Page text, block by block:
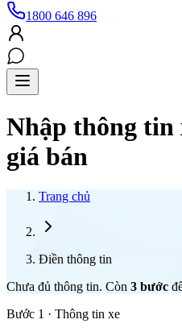
1800 646 896
Nhập thông tin
giá bán
Trang chủ
Điền thông tin
Chưa đủ thông tin. Còn 3 bước
Bước 1 · Thông tin xe